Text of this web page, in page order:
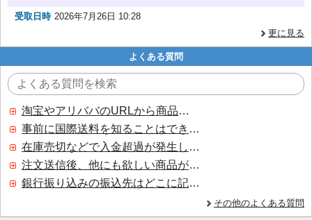
受取日時 2026年7月26日 10:28
更に見る
よくある質問
淘宝やアリババのURLから商品を探すことはできますか？
事前に国際送料を知ることはできますか？
在庫売切などで入金超過が発生した場合はいつ返金されますか？
注文送信後、他にも欲しい商品が見つかった場合、追加注文できますか？
銀行振り込みの振込先はどこに記載されていますか？
その他のよくある質問